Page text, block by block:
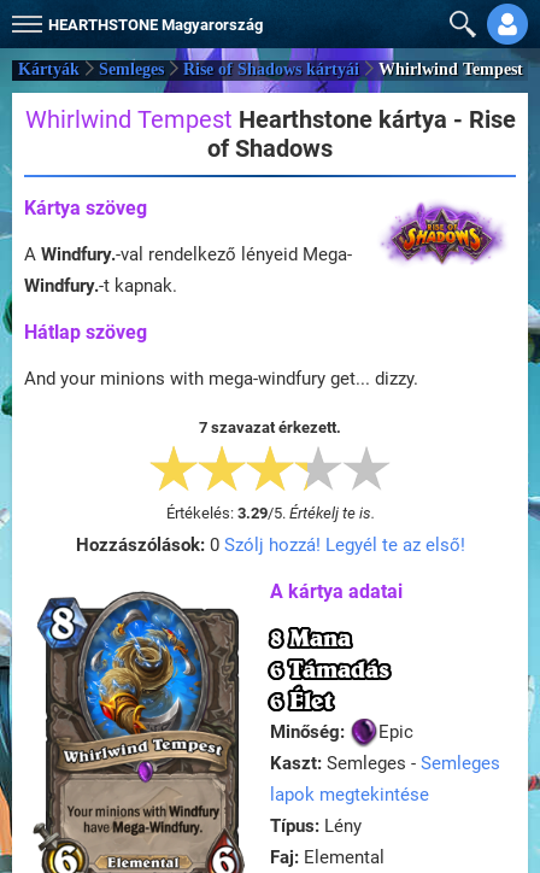
HEARTHSTONE Magyarország
Kártyák Semleges Rise of Shadows kártyái Whirlwind Tempest
Whirlwind Tempest Hearthstone kártya - Rise
of Shadows
Kártya szöveg
A Windfury.-val rendelkező lényeid Mega-
Windfury.-t kapnak.
Hátlap szöveg
And your minions with mega-windfury get... dizzy.
7 szavazat érkezett.
Értékelés: 3.29/5. Értékelj te is.
Hozzászólások:0 Szólj hozzá! Legyél te az első!
A kártya adatai
8 Mana
6 Támadás
6 Élet
Minőség:
Epic
Kaszt: Semleges - Semleges
lapok megtekintése
Típus: Lény
Faj: Elemental